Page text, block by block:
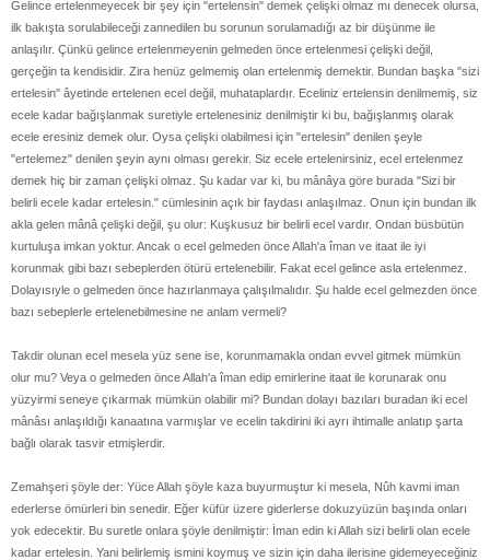
Gelince ertelenmeyecek bir şey için "ertelensin" demek çelişki olmaz mı denecek olursa,
ilk bakışta sorulabileceği zannedilen bu sorunun sorulamadığı az bir düşünme ile
anlaşılır. Çünkü gelince ertelenmeyenin gelmeden önce ertelenmesi çelişki değil,
gerçeğin ta kendisidir. Zira henüz gelmemiş olan ertelenmiş demektir. Bundan başka "sizi
ertelesin" âyetinde ertelenen ecel değil, muhataplardır. Eceliniz ertelensin denilmemiş, siz
ecele kadar bağışlanmak suretiyle ertelenesiniz denilmiştir ki bu, bağışlanmış olarak
ecele eresiniz demek olur. Oysa çelişki olabilmesi için "ertelesin" denilen şeyle
"ertelemez" denilen şeyin aynı olması gerekir. Siz ecele ertelenirsiniz, ecel ertelenmez
demek hiç bir zaman çelişki olmaz. Şu kadar var ki, bu mânâya göre burada "Sizi bir
belirli ecele kadar ertelesin." cümlesinin açık bir faydası anlaşılmaz. Onun için bundan ilk
akla gelen mânâ çelişki değil, şu olur: Kuşkusuz bir belirli ecel vardır. Ondan büsbütün
kurtuluşa imkan yoktur. Ancak o ecel gelmeden önce Allah'a îman ve itaat ile iyi
korunmak gibi bazı sebeplerden ötürü ertelenebilir. Fakat ecel gelince asla ertelenmez.
Dolayısıyle o gelmeden önce hazırlanmaya çalışılmalıdır. Şu halde ecel gelmezden önce
bazı sebeplerle ertelenebilmesine ne anlam vermeli?
Takdir olunan ecel mesela yüz sene ise, korunmamakla ondan evvel gitmek mümkün
olur mu? Veya o gelmeden önce Allah'a îman edip emirlerine itaat ile korunarak onu
yüzyirmi seneye çıkarmak mümkün olabilir mi? Bundan dolayı bazıları buradan iki ecel
mânâsı anlaşıldığı kanaatına varmışlar ve ecelin takdirini iki ayrı ihtimalle anlatıp şarta
bağlı olarak tasvir etmişlerdir.
Zemahşeri şöyle der: Yüce Allah şöyle kaza buyurmuştur ki mesela, Nûh kavmi iman
ederlerse ömürleri bin senedir. Eğer küfür üzere giderlerse dokuzyüzün başında onları
yok edecektir. Bu suretle onlara şöyle denilmiştir: İman edin ki Allah sizi belirli olan ecele
kadar ertelesin. Yani belirlemiş ismini koymuş ve sizin için daha ilerisine gidemeyeceğiniz